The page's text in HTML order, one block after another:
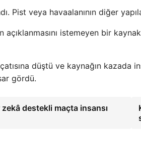
Pist veya havaalanının diğer
açıklanmasını istemeyen bir
düştü ve kaynağın kazada
gördü.
destekli maçta insansı